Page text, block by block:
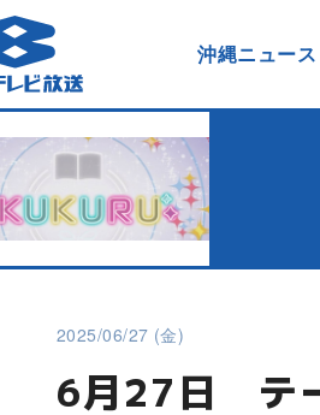
沖縄ニュース
2025/06/27 (金)
6月27日 テ